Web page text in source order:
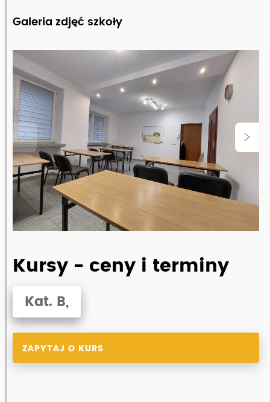
Zobacz pełny opis szkoły
Galeria zdjęć szkoły
Kursy - ceny i terminy
Kat. B,
ZAPYTAJ O KURS